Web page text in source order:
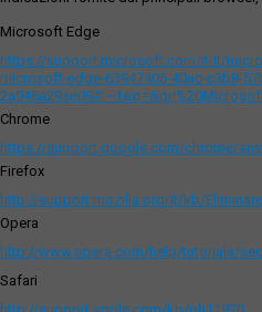
Microsoft Edge
https://support.microsoft.com/it-it/
microsoft-edge-63947406-40ac-c3b8-
Chrome
https://support.google.com/chrome/
Firefox
http://support.mozilla.org/it/kb/
Opera
http://www.opera.com/help/tutorials/
Safari